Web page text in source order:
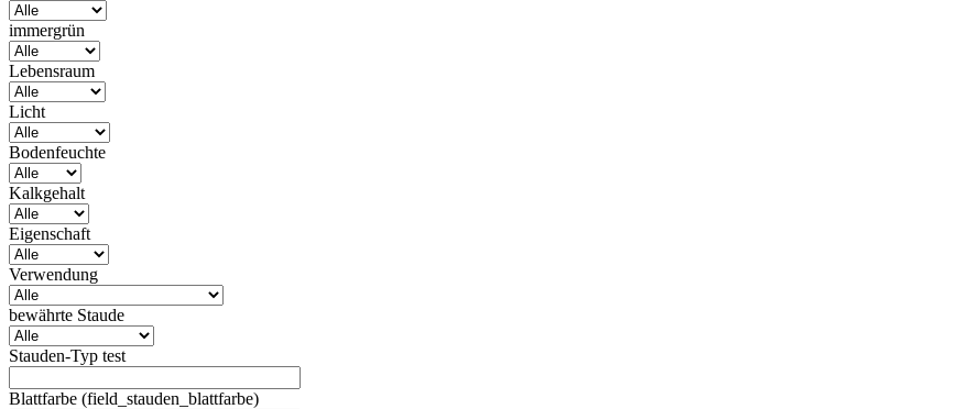
immergrün
Lebensraum
Licht
Bodenfeuchte
Kalkgehalt
Eigenschaft
Verwendung
bewährte Staude
Stauden-Typ test
Blattfarbe (field_stauden_blattfarbe)